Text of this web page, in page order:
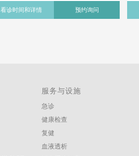
看诊时间和详情 预约询问
服务与设施
急诊
健康检查
复健
血液透析